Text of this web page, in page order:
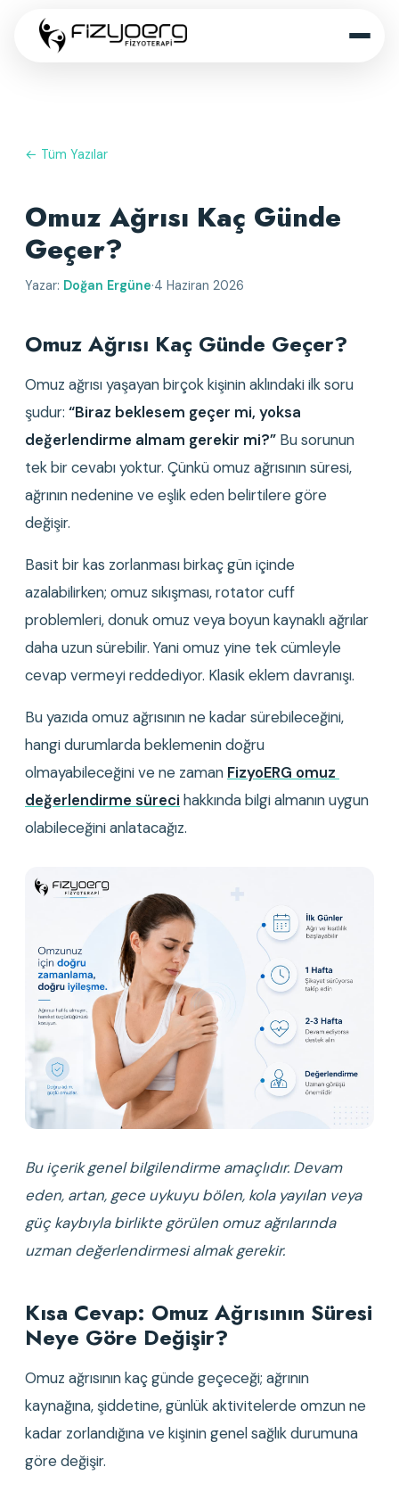
← Tüm Yazılar
Omuz Ağrısı Kaç Günde
Geçer?
Yazar: Doğan Ergüne·4 Haziran 2026
Omuz Ağrısı Kaç Günde Geçer?
Omuz ağrısı yaşayan birçok kişinin aklındaki ilk soru
şudur: “Biraz beklesem geçer mi, yoksa
değerlendirme almam gerekir mi?” Bu sorunun
tek bir cevabı yoktur. Çünkü omuz ağrısının süresi,
ağrının nedenine ve eşlik eden belirtilere göre
değişir.
Basit bir kas zorlanması birkaç gün içinde
azalabilirken; omuz sıkışması, rotator cuff
problemleri, donuk omuz veya boyun kaynaklı ağrılar
daha uzun sürebilir. Yani omuz yine tek cümleyle
cevap vermeyi reddediyor. Klasik eklem davranışı.
Bu yazıda omuz ağrısının ne kadar sürebileceğini,
hangi durumlarda beklemenin doğru
olmayabileceğini ve ne zaman FizyoERG omuz
değerlendirme süreci hakkında bilgi almanın uygun
olabileceğini anlatacağız.
Bu içerik genel bilgilendirme amaçlıdır. Devam
eden, artan, gece uykuyu bölen, kola yayılan veya
güç kaybıyla birlikte görülen omuz ağrılarında
uzman değerlendirmesi almak gerekir.
Kısa Cevap: Omuz Ağrısının Süresi
Neye Göre Değişir?
Omuz ağrısının kaç günde geçeceği; ağrının
kaynağına, şiddetine, günlük aktivitelerde omzun ne
kadar zorlandığına ve kişinin genel sağlık durumuna
göre değişir.